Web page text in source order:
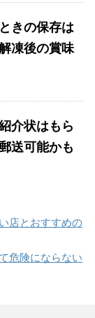
きの保存は
凍後の賞味
介状はもら
送可能かも
店とおすすめの
危険にならない